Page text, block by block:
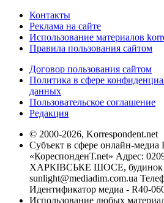
Контакты
Реклама на сайте
Использование материалов
Правила пользования сайтом
Договор пользования сайтом
Политика в сфере
данных
Пользовательское соглашение
Редакция
© 2000-2026, Korrespondent.net
Субъект в сфере онлайн-медиа
«КореспонденТ.net» Адрес:
ХАРКІВСЬКЕ ШОСЕ, будинок
sunlight@mediadim.com.ua
Идентификатор медиа - R40-
Использование любых